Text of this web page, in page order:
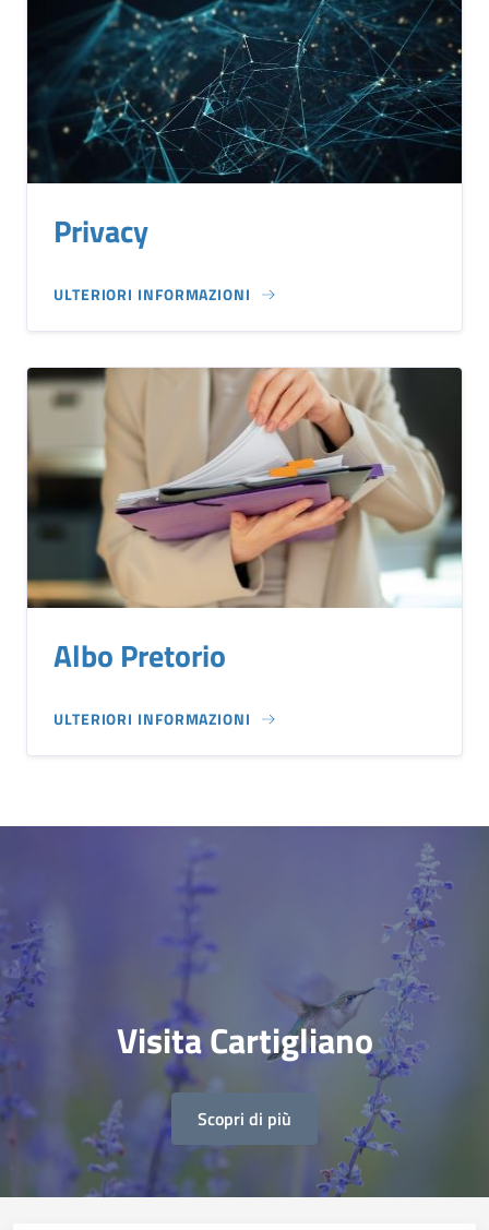
Privacy
ULTERIORI INFORMAZIONI
Albo Pretorio
ULTERIORI INFORMAZIONI
Visita Cartigliano
Scopri di più